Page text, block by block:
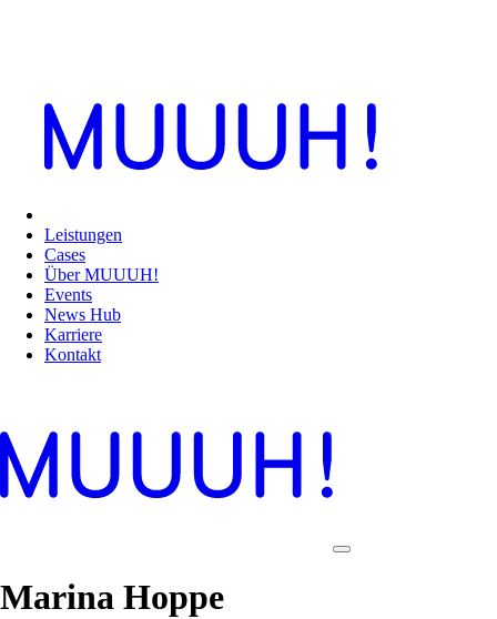
Leistungen
Cases
Über MUUUH!
Events
News Hub
Karriere
Kontakt
Marina Hoppe